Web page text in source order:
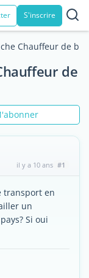
S'inscrire
Chauffeur de
de
il y a 10 ans #1
transport en
un
Si oui